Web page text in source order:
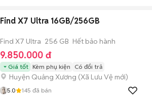
Find X7 Ultra 16GB/256GB
Find X7 Ultra 256 GB Hết bảo hành
9.850.000 đ
Giá tốt Kèm phụ kiện Có đổi trả
Huyện Quảng Xương (Xã Lưu Vệ mới)
5.0 145 đã bán